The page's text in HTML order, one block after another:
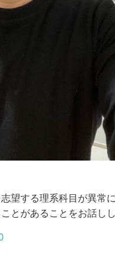
望する理系科目が異常
とがあることをお話しし